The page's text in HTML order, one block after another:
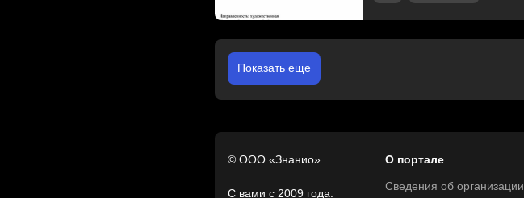
Показать еще
© ООО «Знанио»
С вами с 2009 года.
О портале
Сведения об организации